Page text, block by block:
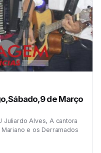
de Março
Juliardo Alves, A cantora
e os Derramados